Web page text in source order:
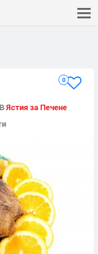
0
ВЯстия за Печене